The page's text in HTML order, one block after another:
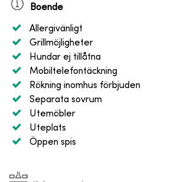
Boende
Allergivänligt
Grillmöjligheter
Hundar ej tillåtna
Mobiltelefontäckning
Rökning inomhus förbjuden
Separata sovrum
Utemöbler
Uteplats
Öppen spis